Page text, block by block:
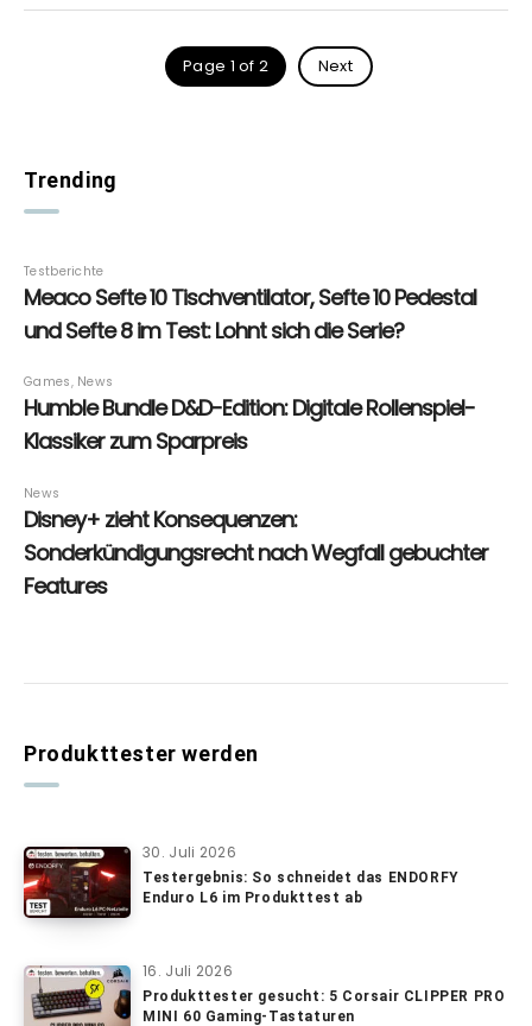
Page 1 of 2 Next
Trending
Produkttester werden
30. Juli 2026
Testergebnis: So schneidet das ENDORFY
Enduro L6 im Produkttest ab
16. Juli 2026
Produkttester gesucht: 5 Corsair CLIPPER PRO
MINI 60 Gaming-Tastaturen